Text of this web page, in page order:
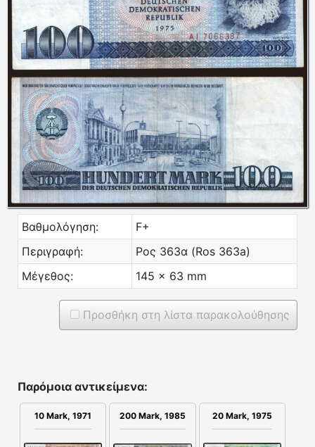
Βαθμολόγηση:
F+
Περιγραφή:
Ρος 363α (Ros 363a)
Μέγεθος:
145 x 63 mm
Προσθήκη στη λίστα παρακολούθησης
Παρόμοια αντικείμενα:
10 Mark, 1971 200 Mark, 1985 20 Mark, 1975